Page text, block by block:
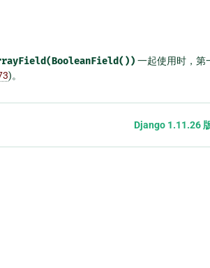
一起使用时，第
)。
Django 1.11.26